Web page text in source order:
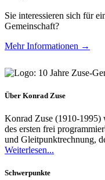
Sie interessieren sich für
Gemeinschaft?
Mehr Informationen →
Über Konrad Zuse
Konrad Zuse (1910-1995)
des ersten frei
und Gleitpunktrechnung,
Weiterlesen...
Schwerpunkte